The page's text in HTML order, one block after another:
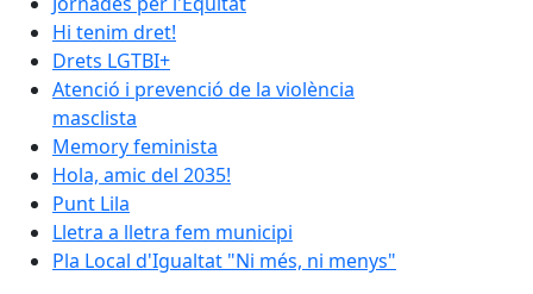
Hi tenim dret!
Drets LGTBI+
Atenció i prevenció de la violència
masclista
Memory feminista
Hola, amic del 2035!
Punt Lila
Lletra a lletra fem municipi
Pla Local d'Igualtat "Ni més, ni menys"